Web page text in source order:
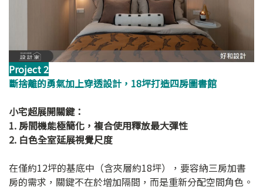
Project 2
斷捨離的勇氣加上穿透設計，18坪打造四房圖書館
小宅超展開關鍵：
1. 房間機能極簡化，複合使用釋放最大彈性
2. 白色全室延展視覺尺度
在僅約12坪的基底中（含夾層約18坪），要容納三房加書
房的需求，關鍵不在於增加隔間，而是重新分配空間角色。